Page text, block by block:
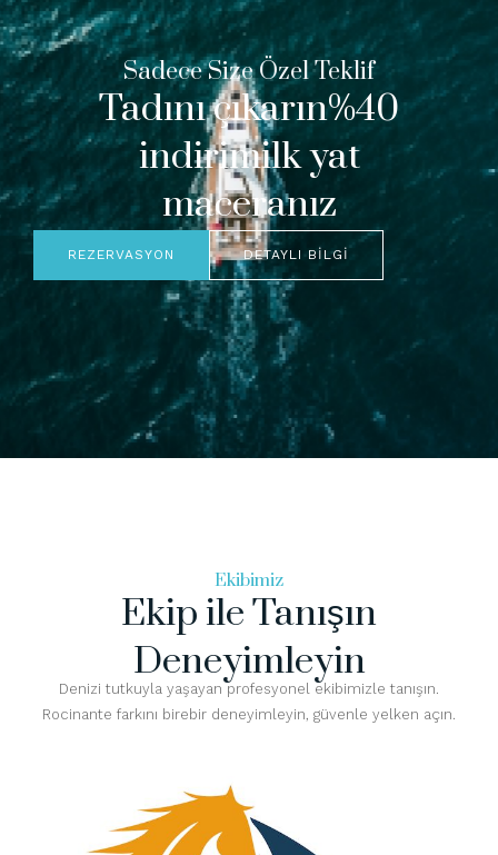
Sadece Size Özel Teklif
Tadını çıkarın%40
indirimilk yat
maceranız
REZERVASYON DETAYLI BILGI
Ekibimiz
Ekip ile Tanışın
Deneyimleyin
Denizi tutkuyla yaşayan profesyonel ekibimizle tanışın.
Rocinante farkını birebir deneyimleyin, güvenle yelken açın.